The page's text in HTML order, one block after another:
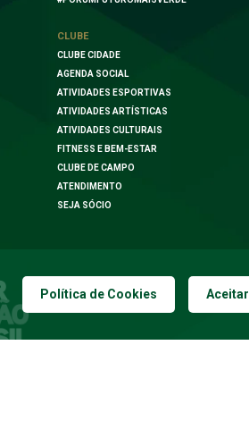
CLUBE
CLUBE CIDADE
AGENDA SOCIAL
ATIVIDADES ESPORTIVAS
ATIVIDADES ARTÍSTICAS
ATIVIDADES CULTURAIS
FITNESS E BEM-ESTAR
CLUBE DE CAMPO
ATENDIMENTO
SEJA SÓCIO
Política de Cookies Aceitar